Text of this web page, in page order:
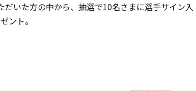
いた方の中から、抽選で10名さまに選手サイン入
ント。